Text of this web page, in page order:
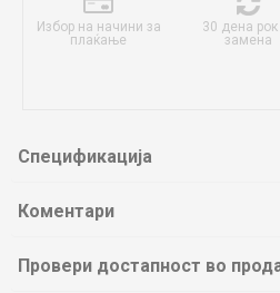
Избор на начини за
плаќање
30 дена рок
замена
Спецификација
Коментари
Провери достапност во